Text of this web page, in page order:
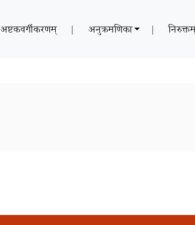
अष्टकवर्गीकरणम् | अनुक्रमणिका |